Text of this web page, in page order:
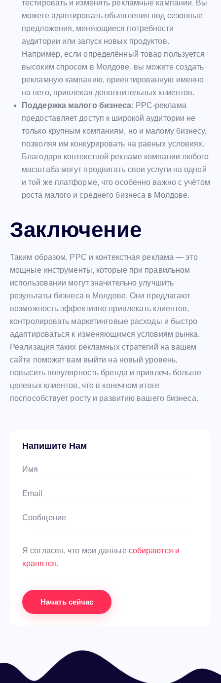
тестировать и изменять рекламные кампании. Вы
можете адаптировать объявления под сезонные
предложения, меняющиеся потребности
аудитории или запуск новых продуктов.
Например, если определённый товар пользуется
высоким спросом в Молдове, вы можете создать
рекламную кампанию, ориентированную именно
на него, привлекая дополнительных клиентов.
Поддержка малого бизнеса: PPC-реклама
предоставляет доступ к широкой аудитории не
только крупным компаниям, но и малому бизнесу,
позволяя им конкурировать на равных условиях.
Благодаря контекстной рекламе компании любого
масштаба могут продвигать свои услуги на одной
и той же платформе, что особенно важно с учётом
роста малого и среднего бизнеса в Молдове.
Заключение
Таким образом, PPC и контекстная реклама — это
мощные инструменты, которые при правильном
использовании могут значительно улучшить
результаты бизнеса в Молдове. Они предлагают
возможность эффективно привлекать клиентов,
контролировать маркетинговые расходы и быстро
адаптироваться к изменяющимся условиям рынка.
Реализация таких рекламных стратегий на вашем
сайте поможет вам выйти на новый уровень,
повысить популярность бренда и привлечь больше
целевых клиентов, что в конечном итоге
поспособствует росту и развитию вашего бизнеса.
Напишите Нам
Я согласен, что мои данные собираются и
хранятся.